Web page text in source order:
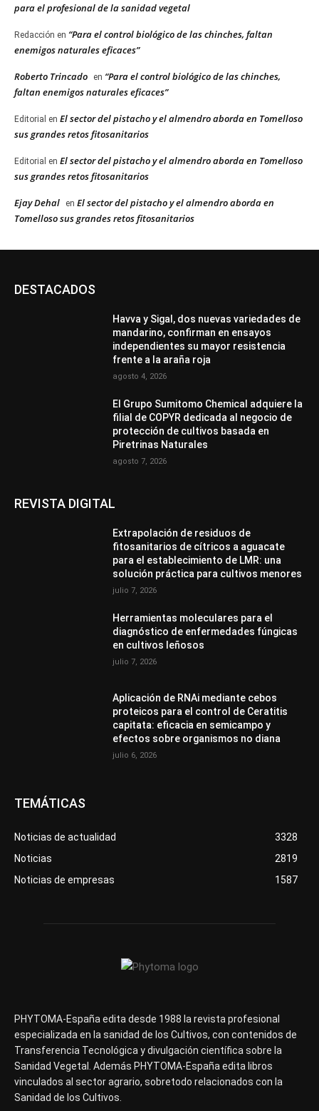
para el profesional de la sanidad vegetal
Redacción en “Para el control biológico de las chinches, faltan
enemigos naturales eficaces”
Roberto Trincado en “Para el control biológico de las chinches,
faltan enemigos naturales eficaces”
Editorial en El sector del pistacho y el almendro aborda en Tomelloso
sus grandes retos fitosanitarios
Editorial en El sector del pistacho y el almendro aborda en Tomelloso
sus grandes retos fitosanitarios
Ejay Dehal en El sector del pistacho y el almendro aborda en
Tomelloso sus grandes retos fitosanitarios
DESTACADOS
Havva y Sigal, dos nuevas variedades de
mandarino, confirman en ensayos
independientes su mayor resistencia
frente a la araña roja
agosto 4, 2026
El Grupo Sumitomo Chemical adquiere la
filial de COPYR dedicada al negocio de
protección de cultivos basada en
Piretrinas Naturales
agosto 7, 2026
REVISTA DIGITAL
Extrapolación de residuos de
fitosanitarios de cítricos a aguacate
para el establecimiento de LMR: una
solución práctica para cultivos menores
julio 7, 2026
Herramientas moleculares para el
diagnóstico de enfermedades fúngicas
en cultivos leñosos
julio 7, 2026
Aplicación de RNAi mediante cebos
proteicos para el control de Ceratitis
capitata: eficacia en semicampo y
efectos sobre organismos no diana
julio 6, 2026
TEMÁTICAS
Noticias de actualidad
3328
Noticias
2819
Noticias de empresas
1587
PHYTOMA-España edita desde 1988 la revista profesional
especializada en la sanidad de los Cultivos, con contenidos de
Transferencia Tecnológica y divulgación científica sobre la
Sanidad Vegetal. Además PHYTOMA-España edita libros
vinculados al sector agrario, sobretodo relacionados con la
Sanidad de los Cultivos.